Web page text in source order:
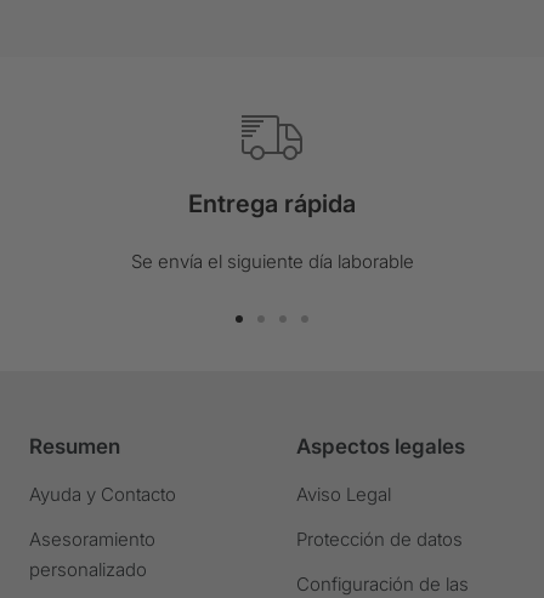
Entrega rápida
Se envía el siguiente día laborable
diapositiva
diapositiva
diapositiva
4
Ir
la
diapositiva
Resumen
Ayuda y Contacto
Asesoramiento
personalizado
Aspectos legales
Aviso Legal
Protección de datos
Configuración de las